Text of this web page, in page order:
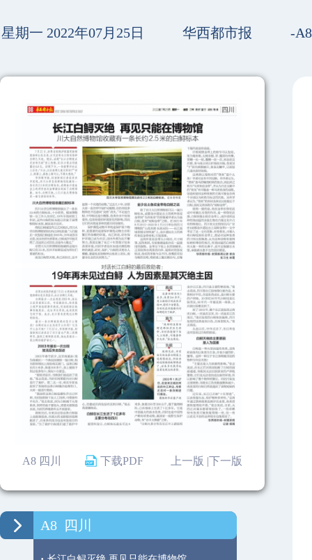
星期一 2022年07月25日 华西都市报 -
A8 四川 下载PDF 下一版
上一版 |
A8 四川